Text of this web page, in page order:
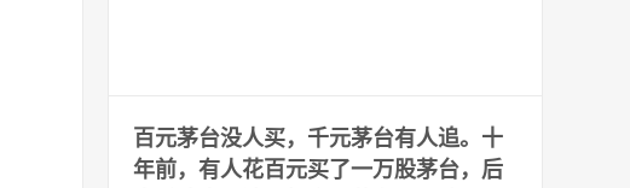
百元茅台没人买，千元茅台有人追。十
年前，有人花百元买了一万股茅台，后